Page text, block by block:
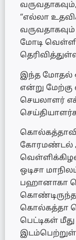
“எல்லா
வருவதாகவும்
மோடி
இந்த மோதல்
என்று
செயலாளர் எச்
கோரமண்டல்
ஒடிசா
பஹானாகா
கொல்கத்தா
பெட்டிகள்